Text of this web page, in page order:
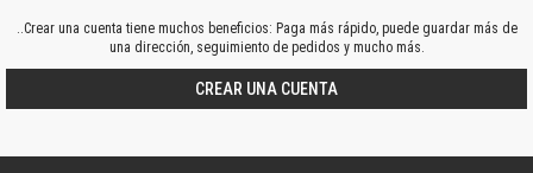
..Crear una cuenta tiene muchos beneficios: Paga más rápido, puede guardar más de
una dirección, seguimiento de pedidos y mucho más.
CREAR UNA CUENTA